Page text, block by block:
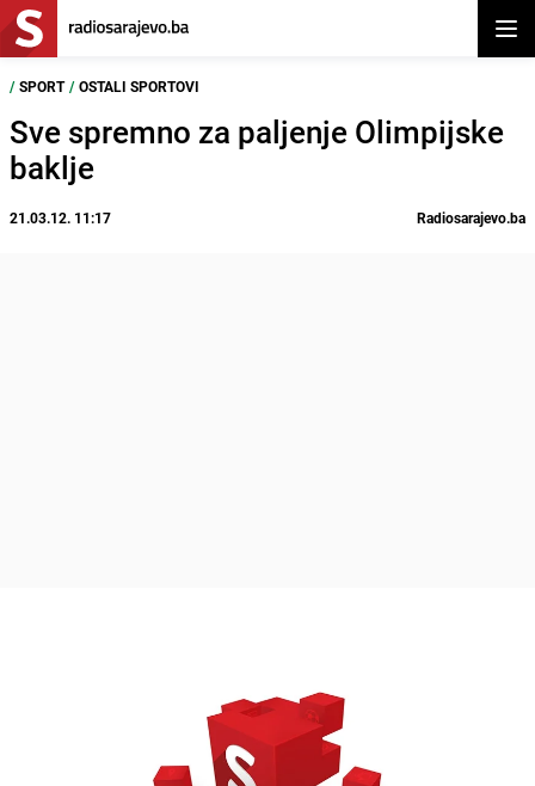
/ SPORT / OSTALI SPORTOVI
Sve spremno za paljenje Olimpijske
baklje
21.03.12. 11:17 Radiosarajevo.ba